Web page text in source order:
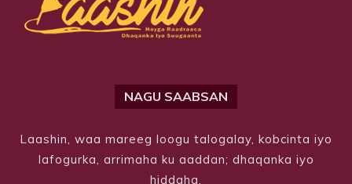
NAGU SAABSAN
Laashin, waa mareeg loogu talogalay, kobcinta iyo
lafogurka, arrimaha ku aaddan; dhaqanka iyo
hiddaha.